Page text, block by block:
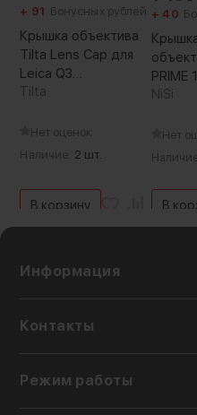
+ 91 Бонусных рублей
Крышка объектива
Tilta Lens Cap для
Leica Q3
Текстурированная
Tilta
Нет оценок
Наличие: 2 шт.
В корзину
+ 40
PRIME
NiSi
Нет
В
Информация
Контакты
Режим работы